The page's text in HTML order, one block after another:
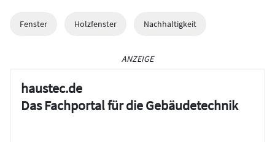
Fenster Holzfenster Nachhaltigkeit
ANZEIGE
haustec.de
Das Fachportal für die Gebäudetechnik